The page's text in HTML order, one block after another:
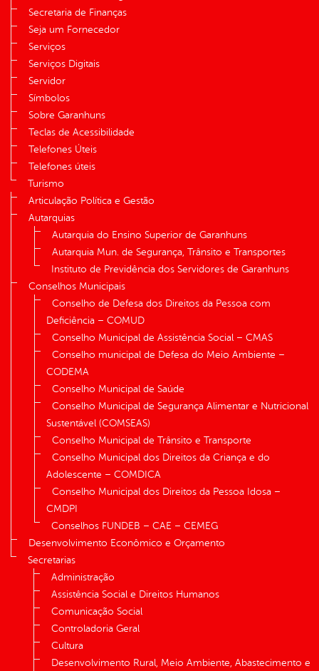
Secretaria de Finanças
Seja um Fornecedor
Serviços
Serviços Digitais
Servidor
Símbolos
Sobre Garanhuns
Teclas de Acessibilidade
Telefones Úteis
Telefones úteis
Turismo
Articulação Política e Gestão
Autarquias
Autarquia do Ensino Superior de Garanhuns
Autarquia Mun. de Segurança, Trânsito e Transportes
Instituto de Previdência dos Servidores de Garanhuns
Conselhos Municipais
Conselho de Defesa dos Direitos da Pessoa com
Deficiência – COMUD
Conselho Municipal de Assistência Social – CMAS
Conselho municipal de Defesa do Meio Ambiente –
CODEMA
Conselho Municipal de Saúde
Conselho Municipal de Segurança Alimentar e Nutricional
Sustentável (COMSEAS)
Conselho Municipal de Trânsito e Transporte
Conselho Municipal dos Direitos da Criança e do
Adolescente – COMDICA
Conselho Municipal dos Direitos da Pessoa Idosa –
CMDPI
Conselhos FUNDEB – CAE – CEMEG
Desenvolvimento Econômico e Orçamento
Secretarias
Administração
Assistência Social e Direitos Humanos
Comunicação Social
Controladoria Geral
Cultura
Desenvolvimento Rural, Meio Ambiente, Abastecimento e